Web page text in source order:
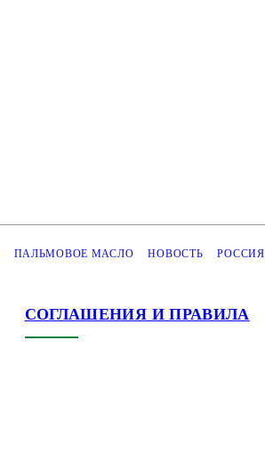
ПАЛЬМОВОЕ МАСЛО НОВОСТЬ РОССИЯ
СОГЛАШЕНИЯ И ПРАВИЛА